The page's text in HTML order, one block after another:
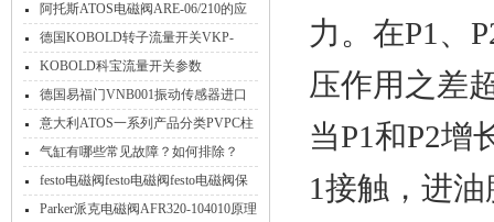
阿托斯ATOS电磁阀ARE-06/210的应
用
德国KOBOLD转子流量开关VKP-
2075R25S功能范围工作原理
KOBOLD科宝流量开关参数
德国易福门VNB001振动传感器进口
相关技术信息指南
意大利ATOS一系列产品分类PVPC柱
塞泵HMP/HM/KM溢流阀
气缸有哪些常见故障？如何排除？
festo电磁阀festo电磁阀festo电磁阀保
养费斯托电磁阀适用环境等介绍
Parker派克电磁阀AFR320-104010原理
力。在P1、
压作用之差
当P1和P2增
1接触，进